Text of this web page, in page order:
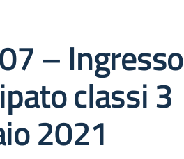
– Ingresso
classi 3
2021